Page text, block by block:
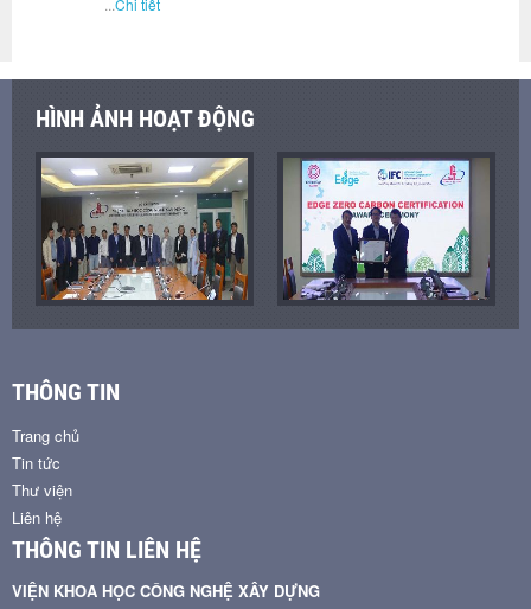
Chi tiết
HÌNH ẢNH HOẠT ĐỘNG
THÔNG TIN
Trang chủ
Tin tức
Thư viện
Liên hệ
THÔNG TIN LIÊN HỆ
VIỆN KHOA HỌC CÔNG NGHỆ XÂY DỰNG